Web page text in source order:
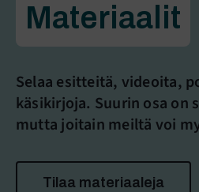
Materiaalit
Selaa esitteitä, videoita,
käsikirjoja. Suurin osa on
mutta joitain meiltä voi
Tilaa materiaaleja